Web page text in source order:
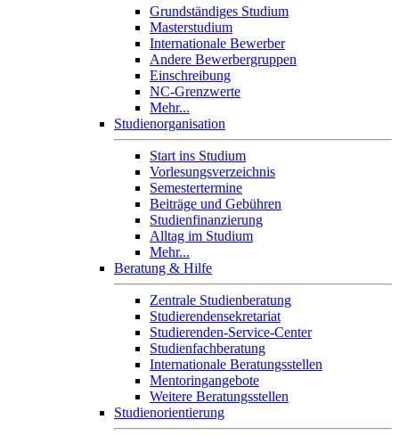
Grundständiges Studium
Masterstudium
Internationale Bewerber
Andere Bewerbergruppen
Einschreibung
NC-Grenzwerte
Mehr...
Studienorganisation
Start ins Studium
Vorlesungsverzeichnis
Semestertermine
Beiträge und Gebühren
Studienfinanzierung
Alltag im Studium
Mehr...
Beratung & Hilfe
Zentrale Studienberatung
Studierendensekretariat
Studierenden-Service-Center
Studienfachberatung
Internationale Beratungsstellen
Mentoringangebote
Weitere Beratungsstellen
Studienorientierung